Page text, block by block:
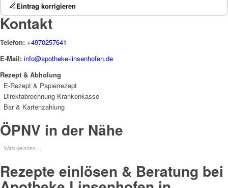
Eintrag korrigieren
Kontakt
Telefon: +4970257641
E-Mail: info@apotheke-linsenhofen.de
Rezept & Abholung
E-Rezept & Papierrezept
Direktabrechnung Krankenkasse
Bar & Kartenzahlung
ÖPNV in der Nähe
Wird geladen…
Rezepte einlösen & Beratung bei